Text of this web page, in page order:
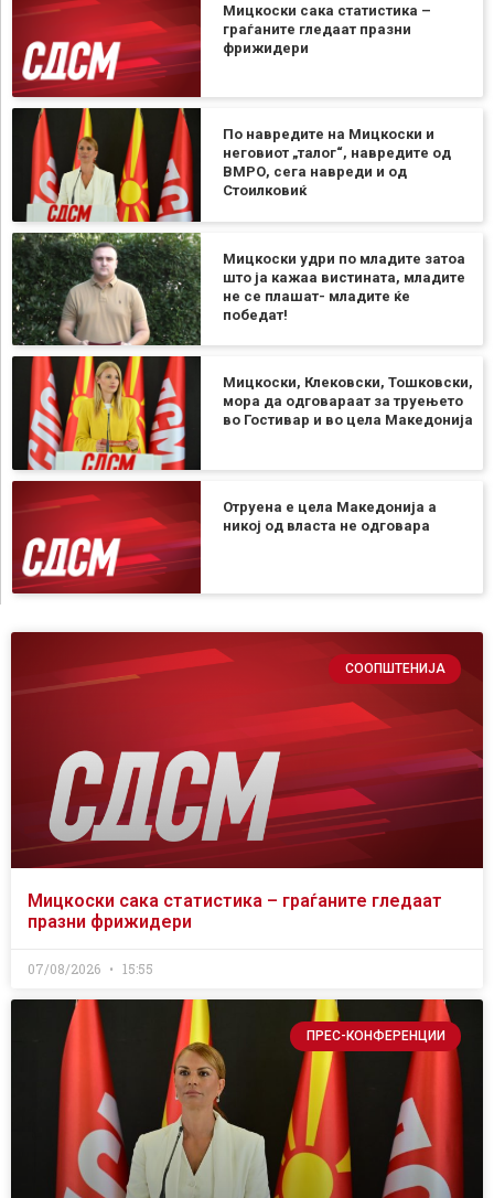
Мицкоски сака статистика –
граѓаните гледаат празни
фрижидери
По навредите на Мицкоски и
неговиот „талог“, навредите од
ВМРО, сега навреди и од
Стоилковиќ
Мицкоски удри по младите затоа
што ја кажаа вистината, младите
не се плашат- младите ќе
победат!
Мицкоски, Клековски, Тошковски,
мора да одговараат за труењето
во Гостивар и во цела Македонија
Отруена е цела Македонија а
никој од власта не одговара
СООПШТЕНИЈА
Мицкоски сака статистика – граѓаните гледаат
празни фрижидери
07/08/2026 15:55
ПРЕС-КОНФЕРЕНЦИИ